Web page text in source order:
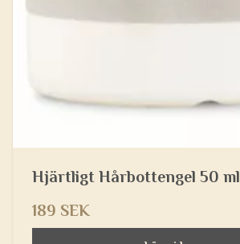
Hjärtligt Hårbottengel 50 ml
189 SEK